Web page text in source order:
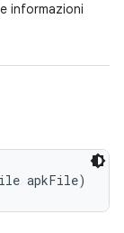
informazioni
apkFile)